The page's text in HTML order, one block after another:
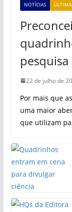
NOTÍCIAS
22 de julho de
Por mais que
uma maior
que utilizam